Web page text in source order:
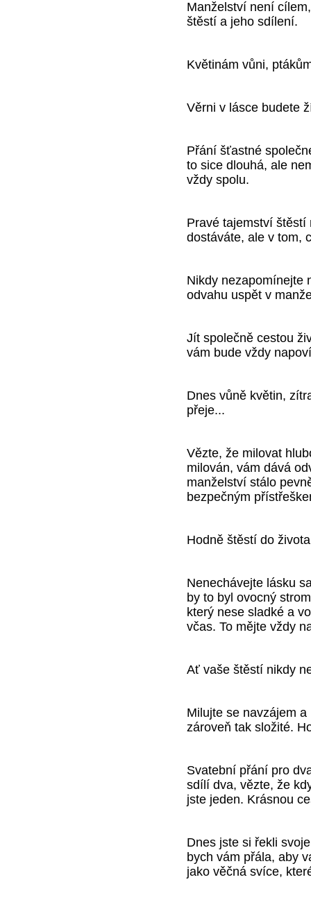
Manželství není
štěstí a jeho sdílení.
Květinám vůni,
Věrni v lásce budete
Přání šťastné
to sice dlouhá, ale
vždy spolu.
Pravé tajemství štěstí
dostáváte, ale v tom,
Nikdy nezapomínejte
odvahu uspět v
Jít společně cestou
vám bude vždy
Dnes vůně květin,
přeje...
Vězte, že milovat
milován, vám dává
manželství stálo
bezpečným
Hodně štěstí do
Nenechávejte lásku
by to byl ovocný
který nese sladké a
včas. To mějte vždy
Ať vaše štěstí nikdy
Milujte se navzájem
zároveň tak složité.
Svatební přání pro
sdílí dva, vězte, že
jste jeden. Krásnou
Dnes jste si řekli
bych vám přála, aby
jako věčná svíce,